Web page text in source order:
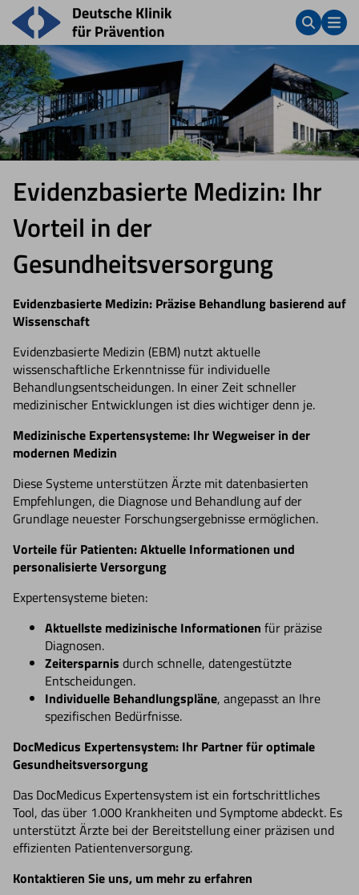
Evidenzbasierte Medizin: Ihr
Vorteil in der
Gesundheitsversorgung
Evidenzbasierte Medizin: Präzise Behandlung basierend auf
Wissenschaft
Evidenzbasierte Medizin (EBM) nutzt aktuelle
wissenschaftliche Erkenntnisse für individuelle
Behandlungsentscheidungen. In einer Zeit schneller
medizinischer Entwicklungen ist dies wichtiger denn je.
Medizinische Expertensysteme: Ihr Wegweiser in der
modernen Medizin
Diese Systeme unterstützen Ärzte mit datenbasierten
Empfehlungen, die Diagnose und Behandlung auf der
Grundlage neuester Forschungsergebnisse ermöglichen.
Vorteile für Patienten: Aktuelle Informationen und
personalisierte Versorgung
Expertensysteme bieten:
Aktuellste medizinische Informationen für präzise
Diagnosen.
Zeitersparnis durch schnelle, datengestützte
Entscheidungen.
Individuelle Behandlungspläne, angepasst an Ihre
spezifischen Bedürfnisse.
DocMedicus Expertensystem: Ihr Partner für optimale
Gesundheitsversorgung
Das DocMedicus Expertensystem ist ein fortschrittliches
Tool, das über 1.000 Krankheiten und Symptome abdeckt. Es
unterstützt Ärzte bei der Bereitstellung einer präzisen und
effizienten Patientenversorgung.
Kontaktieren Sie uns, um mehr zu erfahren